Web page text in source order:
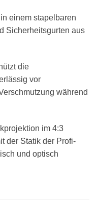
einem stapelbaren
Sicherheitsgurten aus
die
vor
während
im 4:3
der Statik der Profi-
und optisch